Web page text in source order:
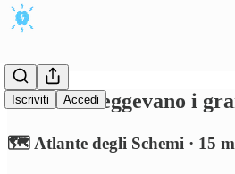
Iscriviti Accedi
Che libri leggevano i
🗺️ Atlante degli Schemi · 15